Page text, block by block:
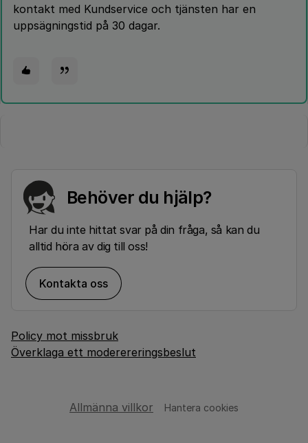
kontakt med Kundservice och tjänsten har en
uppsägningstid på 30 dagar.
Behöver du hjälp?
Har du inte hittat svar på din fråga, så kan du
alltid höra av dig till oss!
Kontakta oss
Policy mot missbruk
Överklaga ett moderereringsbeslut
Allmänna villkor Hantera cookies